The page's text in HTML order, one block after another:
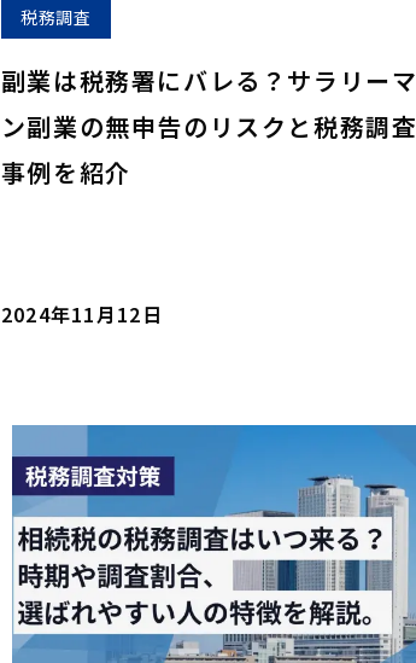
税務調査
副業は税務署にバレる？サラリーマ
ン副業の無申告のリスクと税務調査
事例を紹介
2024年11月12日